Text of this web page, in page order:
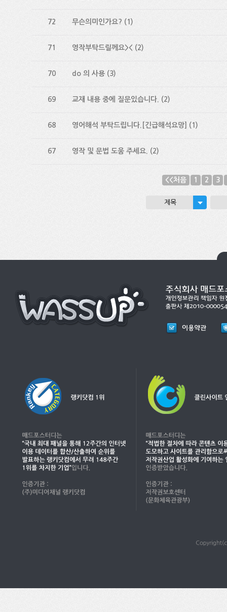
72 무슨의미인가요? (1)
71 영작부탁드릴께요>< (2)
70 do 의 사용 (3)
69 교재 내용 중에 질문있습니다. (2)
68 영어해석 부탁드립니다.[긴급해석요망] (1)
67 영작 및 문법 도움 주세요. (2)
<<처음 1 2 3
제목